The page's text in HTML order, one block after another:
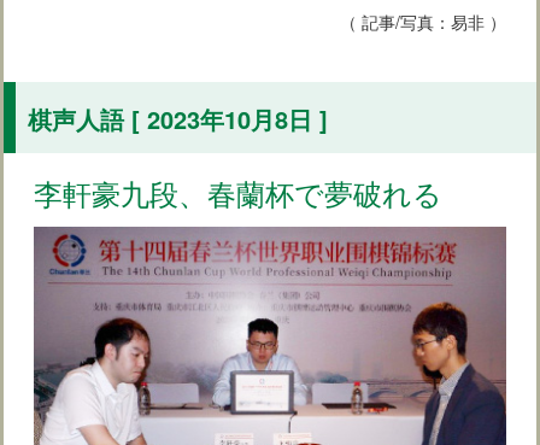
（ 記事/写真：易非 ）
棋声人語 [ 2023年10月8日 ]
李軒豪九段、春蘭杯で夢破れる